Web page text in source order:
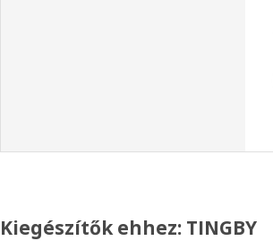
Kiegészítők ehhez: TINGBY